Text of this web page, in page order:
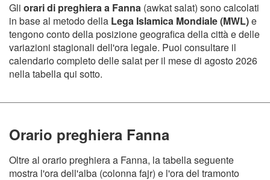
Gli orari di preghiera a Fanna (awkat salat) sono calcolati
in base al metodo della Lega Islamica Mondiale (MWL)e
tengono conto della posizione geografica della città e delle
variazioni stagionali dell'ora legale. Puoi consultare il
calendario completo delle salat per il mese di agosto 2026
nella tabella qui sotto.
Orario preghiera Fanna
Oltre al orario preghiera a Fanna, la tabella seguente
mostra l'ora dell'alba (colonna fajr) e l'ora del tramonto